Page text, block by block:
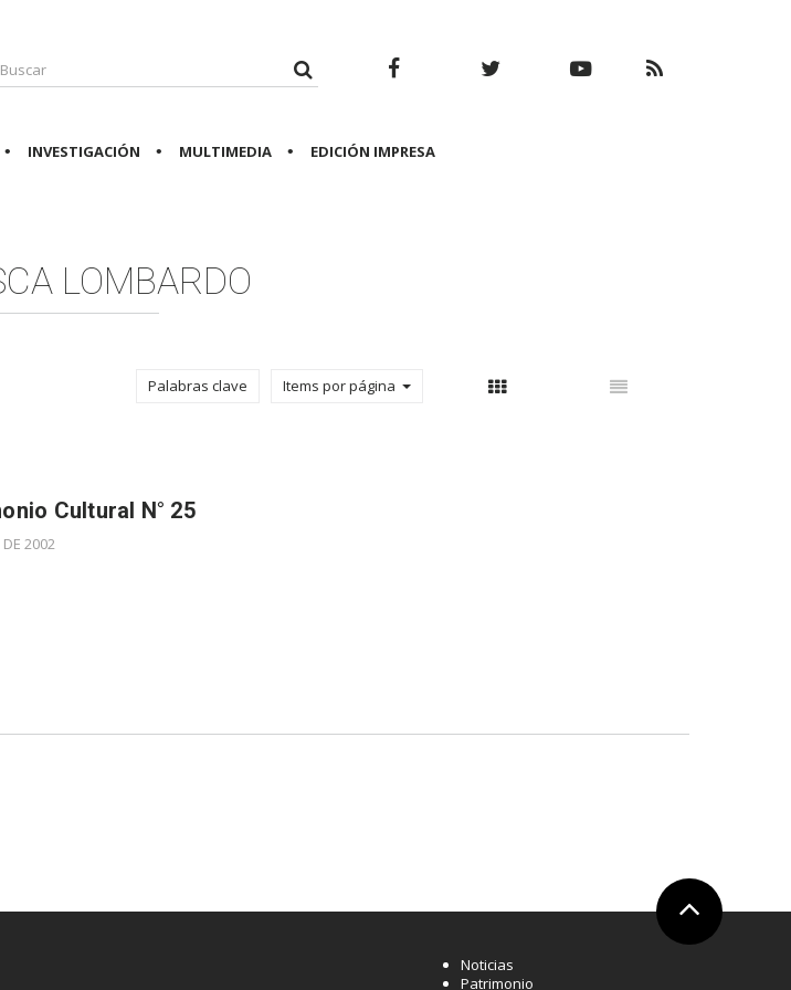
INVESTIGACIÓN MULTIMEDIA EDICIÓN IMPRESA
LOMBARDO
Palabras clave Items por página Con thumbnail Sin thumbnail
Cultural N° 25
2002
Ir arriba
Noticias
Patrimonio